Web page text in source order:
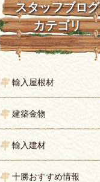
スタッフブログ
カテゴリ
輸入屋根材
建築金物
輸入建材
十勝おすすめ情報